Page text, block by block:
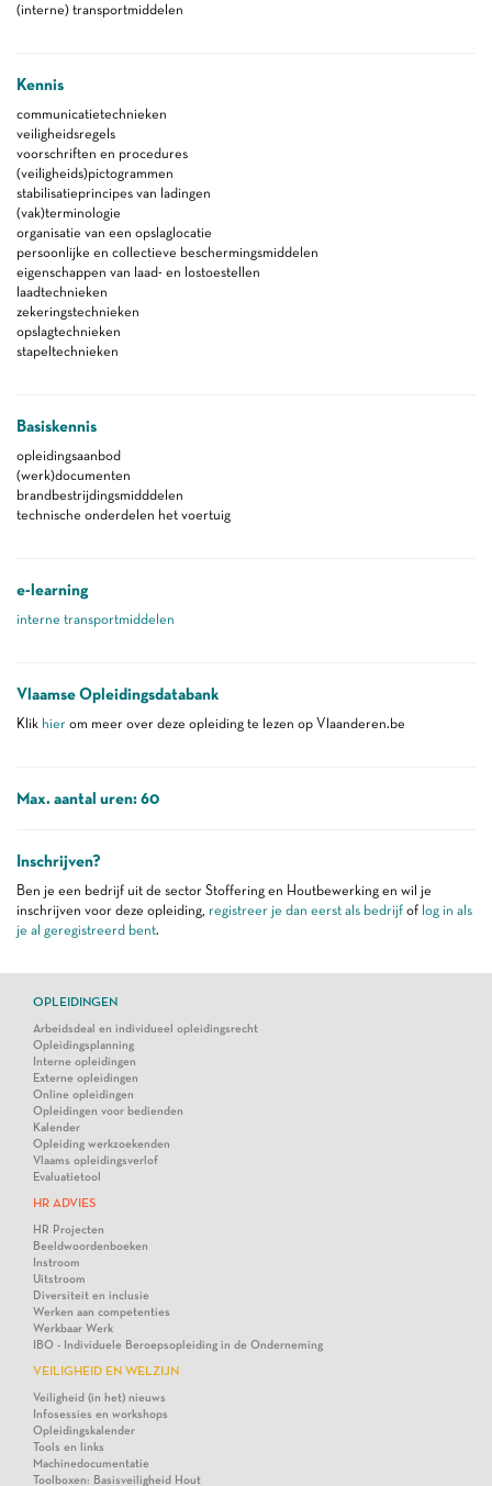
(interne) transportmiddelen
Kennis
communicatietechnieken
veiligheidsregels
voorschriften en procedures
(veiligheids)pictogrammen
stabilisatieprincipes van ladingen
(vak)terminologie
organisatie van een opslaglocatie
persoonlijke en collectieve beschermingsmiddelen
eigenschappen van laad- en lostoestellen
laadtechnieken
zekeringstechnieken
opslagtechnieken
stapeltechnieken
Basiskennis
opleidingsaanbod
(werk)documenten
brandbestrijdingsmidddelen
technische onderdelen het voertuig
e-learning
interne transportmiddelen
Vlaamse Opleidingsdatabank
Klik hier om meer over deze opleiding te lezen op Vlaanderen.be
Max. aantal uren: 60
Inschrijven?
Ben je een bedrijf uit de sector Stoffering en Houtbewerking en wil je
inschrijven voor deze opleiding, registreer je dan eerst als bedrijf of log in als
je al geregistreerd bent.
OPLEIDINGEN
Arbeidsdeal en individueel opleidingsrecht
Opleidingsplanning
Interne opleidingen
Externe opleidingen
Online opleidingen
Opleidingen voor bedienden
Kalender
Opleiding werkzoekenden
Vlaams opleidingsverlof
Evaluatietool
HR ADVIES
HR Projecten
Beeldwoordenboeken
Instroom
Uitstroom
Diversiteit en inclusie
Werken aan competenties
Werkbaar Werk
IBO - Individuele Beroepsopleiding in de Onderneming
VEILIGHEID EN WELZIJN
Veiligheid (in het) nieuws
Infosessies en workshops
Opleidingskalender
Tools en links
Machinedocumentatie
Toolboxen: Basisveiligheid Hout